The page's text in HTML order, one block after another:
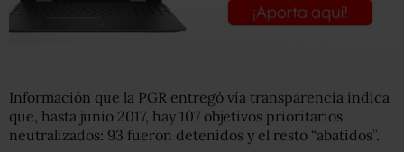
Información que la PGR entregó vía transparencia indica
que, hasta junio 2017, hay 107 objetivos prioritarios
neutralizados: 93 fueron detenidos y el resto “abatidos”.